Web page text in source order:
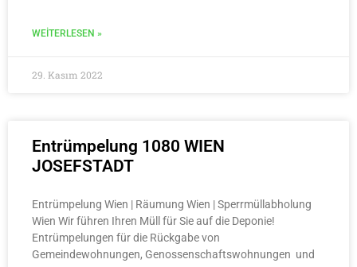
WEITERLESEN »
29. Kasım 2022
Entrümpelung 1080 WIEN
JOSEFSTADT
Entrümpelung Wien | Räumung Wien | Sperrmüllabholung
Wien Wir führen Ihren Müll für Sie auf die Deponie!
Entrümpelungen für die Rückgabe von
Gemeindewohnungen, Genossenschaftswohnungen und